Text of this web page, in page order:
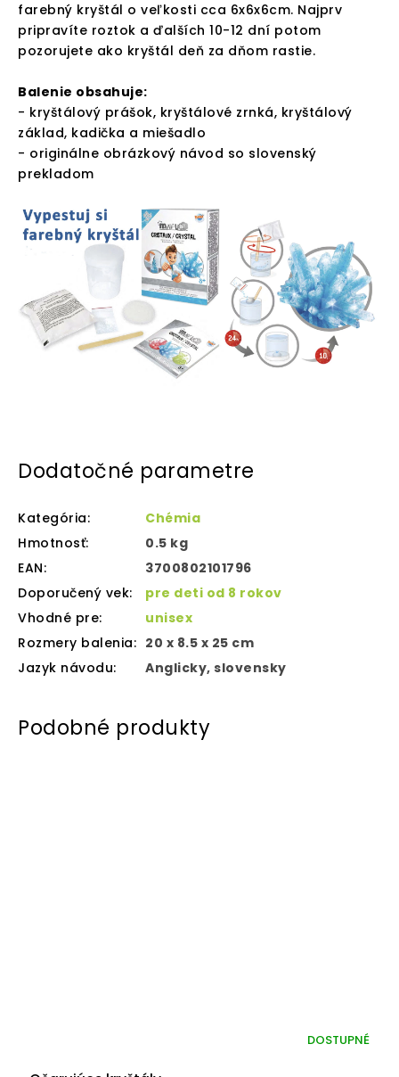
farebný kryštál o veľkosti cca 6x6x6cm. Najprv
pripravíte roztok a ďalších 10-12 dní potom
pozorujete ako kryštál deň za dňom rastie.
Balenie obsahuje:
- kryštálový prášok, kryštálové zrnká, kryštálový
základ, kadička a miešadlo
- originálne obrázkový návod so slovenský
prekladom
Dodatočné parametre
Kategória:
Chémia
Hmotnosť:
0.5 kg
EAN:
3700802101796
Doporučený vek:
pre deti od 8 rokov
Vhodné pre:
unisex
Rozmery balenia: 20 x 8.5 x 25 cm
Jazyk návodu: Anglicky, slovensky
DOSTUPNÉ